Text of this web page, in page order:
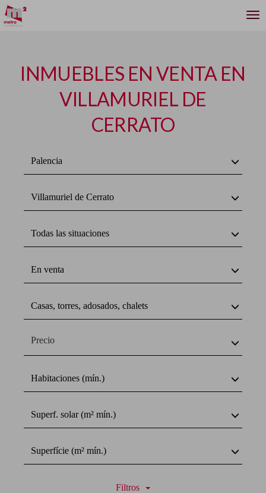
INMUEBLES EN VENTA EN
VILLAMURIEL DE
CERRATO
Palencia
Villamuriel de Cerrato
Todas las situaciones
En venta
Casas, torres, adosados, chalets
Precio
Habitaciones (mín.)
Superf. solar (m² mín.)
Superfície (m² mín.)
Filtros